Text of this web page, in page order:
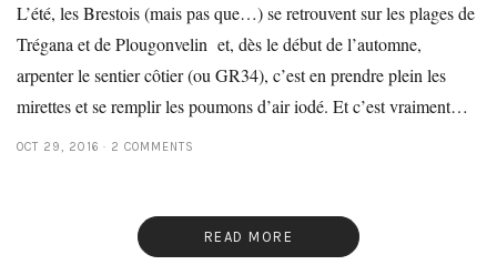
L’été, les Brestois (mais pas que…) se retrouvent sur les plages de
Trégana et de Plougonvelin et, dès le début de l’automne,
arpenter le sentier côtier (ou GR34), c’est en prendre plein les
mirettes et se remplir les poumons d’air iodé. Et c’est vraiment…
OCT 29, 2016 2 COMMENTS
READ MORE